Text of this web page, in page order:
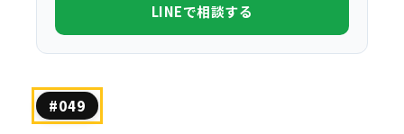
LINEで相談する
#049